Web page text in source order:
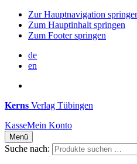
Zur Hauptnavigation
Zum Hauptinhalt springen
Zum Footer springen
de
en
Kerns Verlag Tübingen
KasseMein Konto
Menü
Suche nach: